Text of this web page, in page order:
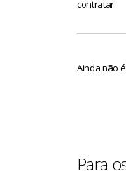
contratar
Ainda não
Para